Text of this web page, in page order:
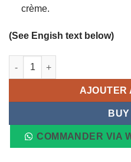
crème.
(See Engish text below)
quantité de Huile de soin
AJOUTER
COMMANDER VIA